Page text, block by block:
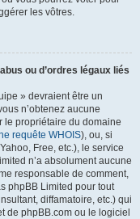
les vôtres.
ou d’ordres légaux liés
» devraient être un
n’obtenez aucune
le propriétaire du domaine
requête WHOIS), ou, si
Free, etc.), le service
n’a absolument aucune
responsable de comment,
phpBB Limited pour tout
diffamatoire, etc.) qui
de phpBB.com ou le logiciel